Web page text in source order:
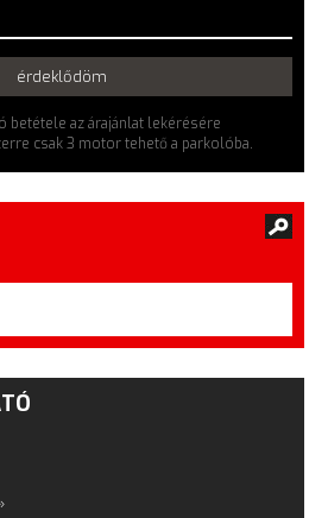
érdeklődöm
betétele az árajánlat lekérésére
csak 3 motor tehető a parkolóba.